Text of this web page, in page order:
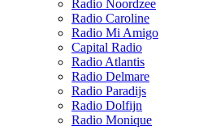
Radio Noordzee
Radio Caroline
Radio Mi Amigo
Capital Radio
Radio Atlantis
Radio Delmare
Radio Paradijs
Radio Dolfijn
Radio Monique